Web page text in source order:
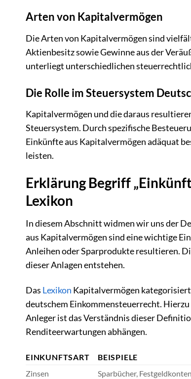
Arten von Kapitalvermögen
Die Arten von Kapitalvermögen sind
Aktienbesitz sowie Gewinne aus der
unterliegt unterschiedlichen
Die Rolle im Steuersystem
Kapitalvermögen und die daraus
Steuersystem. Durch spezifische
Einkünfte aus Kapitalvermögen adäquat
leisten.
Erklärung Begriff
Lexikon
In diesem Abschnitt widmen wir uns der
aus Kapitalvermögen sind eine wichtige
Anleihen oder Sparprodukte resultieren.
dieser Anlagen entstehen.
Das Lexikon Kapitalvermögen
deutschem Einkommensteuerrecht.
Anleger ist das Verständnis dieser
Renditeerwartungen abhängen.
EINKUNFTSART
BEISPIELE
Zinsen
Sparbücher, Festgeldkonten